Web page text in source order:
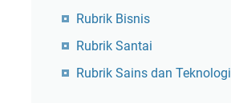
Rubrik Bisnis
Rubrik Santai
Rubrik Sains dan Teknologi